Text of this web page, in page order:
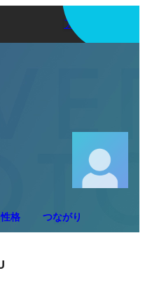
アプリを使う
性格 つながり